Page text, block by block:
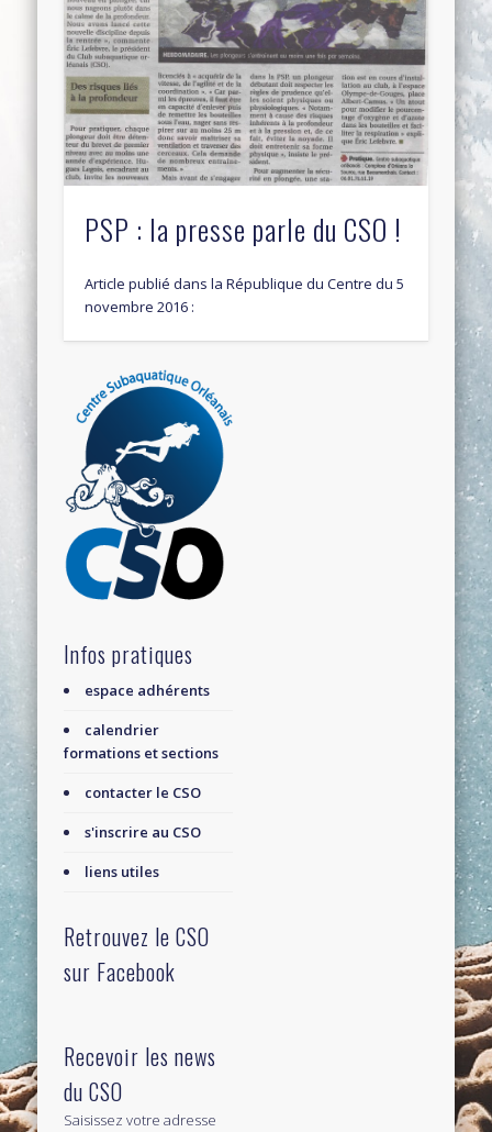
PSP : la presse parle du CSO !
Article publié dans la République du Centre du 5
novembre 2016 :
Infos pratiques
espace adhérents
calendrier
formations et sections
contacter le CSO
s'inscrire au CSO
liens utiles
Retrouvez le CSO
sur Facebook
Recevoir les news
du CSO
Saisissez votre adresse